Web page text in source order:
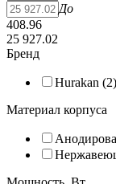
До
408.96
25 927.02
Бренд
Hurakan (2)
Материал корпуса